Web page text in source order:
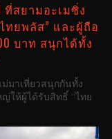
ที่สยามอะเมซิ่ง
ทยพลัส” และผู้ถือ
บาท สนุกได้ทั้ง
มาเที่ยวสนุกกันทั้ง
ให้ผู้ได้รับสิทธิ์ “ไทย